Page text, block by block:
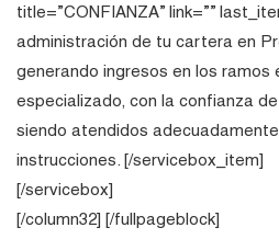
title=”CONFIANZA” link=””
administración de tu cartera en
generando ingresos en los ramos
especializado, con la confianza
siendo atendidos
instrucciones. [/servicebox_item]
[/servicebox]
[/column32] [/fullpageblock]